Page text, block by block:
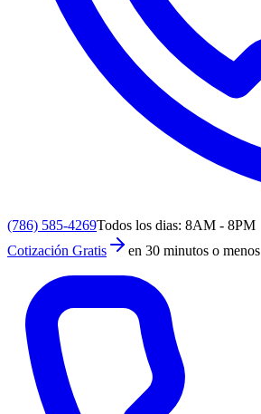
(786) 585-4269Todos los dias: 8AM - 8PM
Cotización Gratis
en 30 minutos o menos